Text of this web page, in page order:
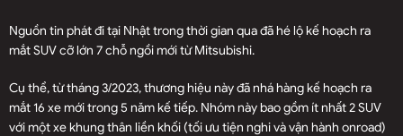
Nguồn tin phát đi tại Nhật trong thời gian qua đã hé lộ kế hoạch ra
mắt SUV cỡ lớn 7 chỗ ngồi mới từ Mitsubishi.
Cụ thể, từ tháng 3/2023, thương hiệu này đã nhá hàng kế hoạch ra
mắt 16 xe mới trong 5 năm kế tiếp. Nhóm này bao gồm ít nhất 2 SUV
với một xe khung thân liền khối (tối ưu tiện nghi và vận hành onroad)